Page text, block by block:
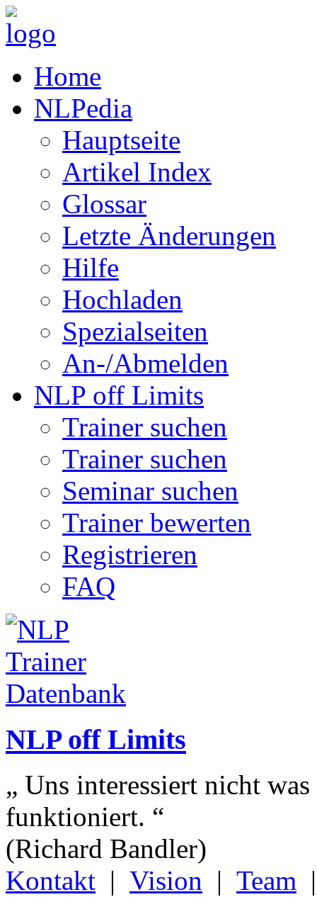
Home
NLPedia
Hauptseite
Artikel Index
Glossar
Letzte Änderungen
Hilfe
Hochladen
Spezialseiten
An-/Abmelden
NLP off Limits
Trainer suchen
Trainer suchen
Seminar suchen
Trainer bewerten
Registrieren
FAQ
NLP off Limits
„ Uns interessiert nicht
funktioniert. “
(Richard Bandler)
Kontakt | Vision | Team